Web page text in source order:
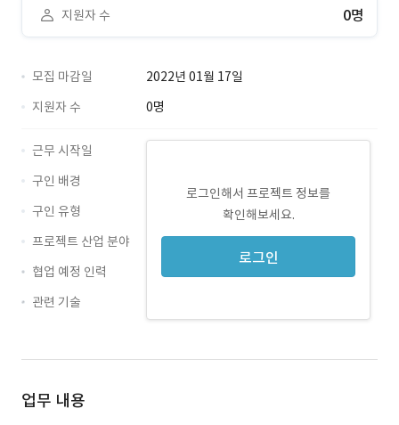
지원자 수 0명
모집 마감일
2022년 01월 17일
지원자 수
0명
로그인해서 프로젝트 정보를
확인해보세요.
로그인
근무 시작일
구인 배경
구인 유형
프로젝트 산업 분야
협업 예정 인력
관련 기술
업무 내용